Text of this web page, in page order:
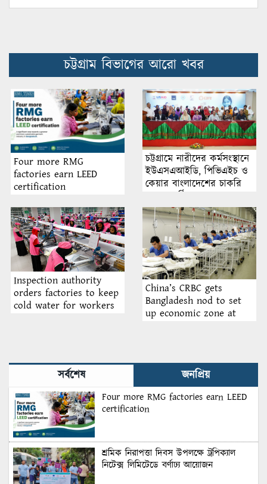
চট্টগ্রাম বিভাগের আরো খবর
Four more RMG
factories earn LEED
certification
চট্টগ্রামে নারীদের কর্মসংস্থানে
ইউএসএআইডি, পিভিএইচ ও
কেয়ার বাংলাদেশের চাকরি
মেলা অনুষ্ঠিত
Inspection authority
orders factories to keep
cold water for workers
China’s CRBC gets
Bangladesh nod to set
up economic zone at
সর্বশেষ জনপ্রিয়
Four more RMG factories earn LEED
certification
শ্রমিক নিরাপত্তা দিবস উপলক্ষে ট্রপিক্যাল
নিটেক্স লিমিটেডে বর্ণাঢ্য আয়োজন